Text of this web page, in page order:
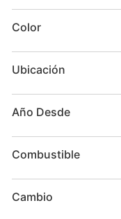
Color
Ubicación
Año Desde
Combustible
Cambio